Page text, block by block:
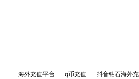
海外充值平台 q币充值
抖音钻石海外